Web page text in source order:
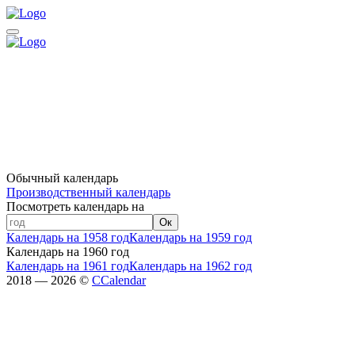
Обычный календарь
Производственный календарь
Посмотреть календарь на
Ок
Календарь на 1958 годКалендарь на 1959 год
Календарь на 1960 год
Календарь на 1961 годКалендарь на 1962 год
2018 — 2026 © CCalendar